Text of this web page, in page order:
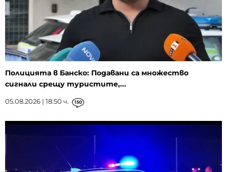
Полицията в Банско: Подавани са множество
сигнали срещу туристите,...
05.08.2026 | 18:50 ч. 150